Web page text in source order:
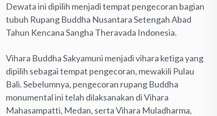
Dewata ini dipilih menjadi tempat pengecoran bagian
tubuh Rupang Buddha Nusantara Setengah Abad
Tahun Kencana Sangha Theravada Indonesia.
Vihara Buddha Sakyamuni menjadi vihara ketiga yang
dipilih sebagai tempat pengecoran, mewakili Pulau
Bali. Sebelumnya, pengecoran rupang Buddha
monumental ini telah dilaksanakan di Vihara
Mahasampatti, Medan, serta Vihara Muladharma,